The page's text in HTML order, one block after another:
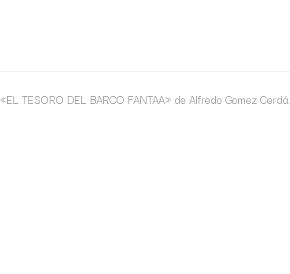
«EL TESORO DEL BARCO FANTAA» de Alfredo Gomez Cerdá.